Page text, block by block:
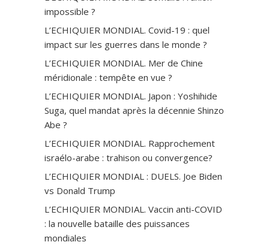
impossible ?
L’ECHIQUIER MONDIAL. Covid-19 : quel
impact sur les guerres dans le monde ?
L’ECHIQUIER MONDIAL. Mer de Chine
méridionale : tempête en vue ?
L’ECHIQUIER MONDIAL. Japon : Yoshihide
Suga, quel mandat après la décennie Shinzo
Abe ?
L’ECHIQUIER MONDIAL. Rapprochement
israélo-arabe : trahison ou convergence?
L’ECHIQUIER MONDIAL : DUELS. Joe Biden
vs Donald Trump
L’ECHIQUIER MONDIAL. Vaccin anti-СOVID
: la nouvelle bataille des puissances
mondiales